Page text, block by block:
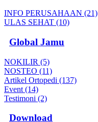
INFO PERUSAHAAN (21)
ULAS SEHAT (10)
Global Jamu
NOKILIR (5)
NOSTEO (11)
Artikel Ortopedi (137)
Event (14)
Testimoni (2)
Download